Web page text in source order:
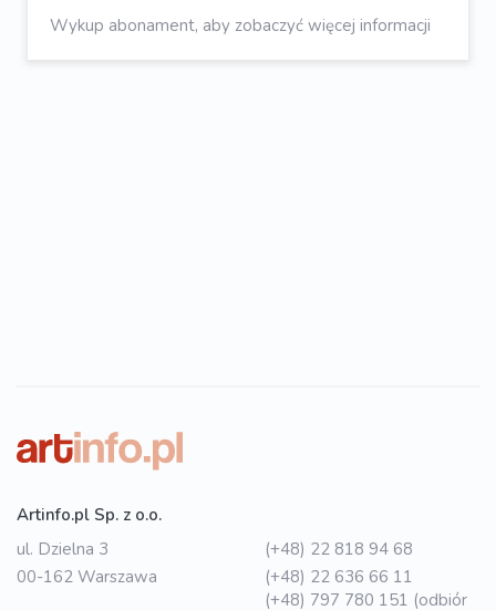
Wykup abonament, aby zobaczyć więcej informacji
Artinfo.pl Sp. z o.o.
ul. Dzielna 3
00-162 Warszawa
(+48) 22 818 94 68
(+48) 22 636 66 11
(+48) 797 780 151 (odbiór